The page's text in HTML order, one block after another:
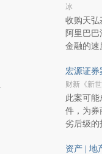
冰
收购天弘
阿里巴
金融的速
宏源证券
财新《新
此案可
件，为券
劣后级的
资产 | 地